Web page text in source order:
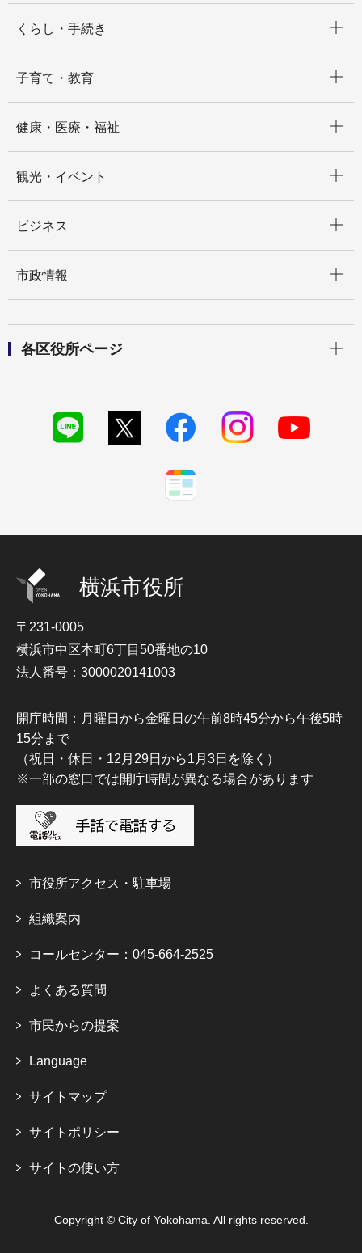
くらし・手続き
子育て・教育
健康・医療・福祉
観光・イベント
ビジネス
市政情報
各区役所ページ
横浜市役所
〒231-0005
横浜市中区本町6丁目50番地の10
法人番号：3000020141003
開庁時間：月曜日から金曜日の午前8時45分から午後5時
15分まで
（祝日・休日・12月29日から1月3日を除く）
※一部の窓口では開庁時間が異なる場合があります
市役所アクセス・駐車場
組織案内
コールセンター：045-664-2525
よくある質問
市民からの提案
Language
サイトマップ
サイトポリシー
サイトの使い方
Copyright © City of Yokohama. All rights reserved.